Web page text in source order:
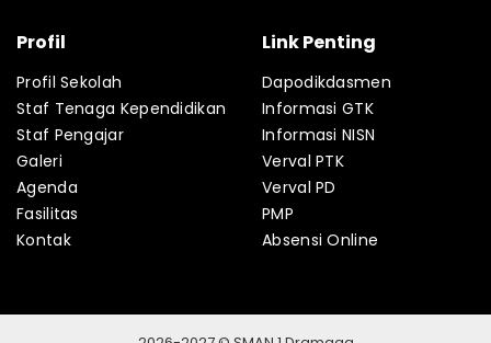
Profil
Profil Sekolah
Staf Tenaga Kependidikan
Staf Pengajar
Galeri
Agenda
Fasilitas
Kontak
Link Penting
Dapodikdasmen
Informasi GTK
Informasi NISN
Verval PTK
Verval PD
PMP
Absensi Online